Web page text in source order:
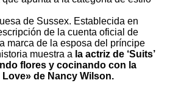
de Sussex. Establecida en
de la cuenta oficial de
marca de la esposa del príncipe
muestra a la actriz de ‘Suits’
flores y cocinando con la
Love» de Nancy Wilson.